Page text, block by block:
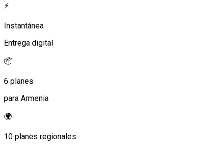
⚡
Instantánea
Entrega digital
📦
6 planes
para Armenia
🌍
10 planes regionales